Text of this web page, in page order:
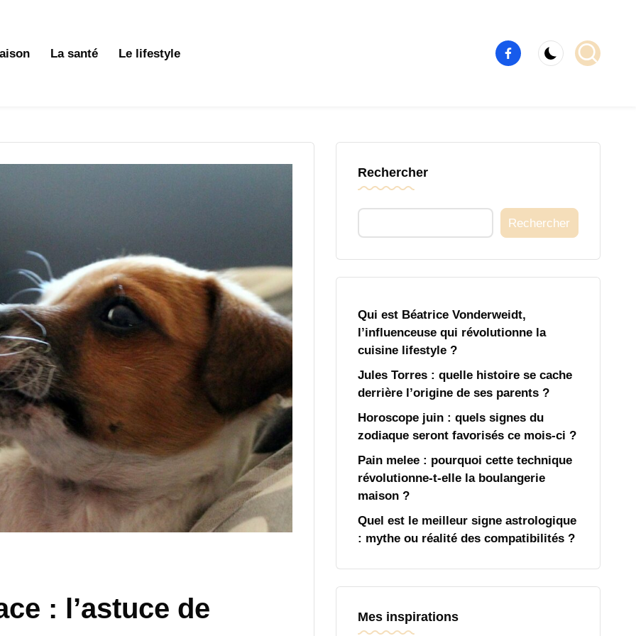
La santé Le lifestyle
Élément
de
: l’astuce de
Rechercher
Rechercher
Qui est Béatrice Vonderweidt,
l’influenceuse qui révolutionne la
cuisine lifestyle ?
Jules Torres : quelle histoire se cache
derrière l’origine de ses parents ?
Horoscope juin : quels signes du
zodiaque seront favorisés ce mois-ci ?
Pain melee : pourquoi cette technique
révolutionne-t-elle la boulangerie
maison ?
Quel est le meilleur signe astrologique
: mythe ou réalité des compatibilités ?
Mes inspirations